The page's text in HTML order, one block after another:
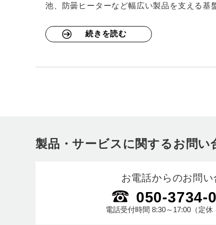
池、防曇ヒーターなど幅広い製品を支える
続きを読む
製品・サービスに関するお問い
お電話からのお問い
050-3734-
電話受付時間 8:30～17:00（定休